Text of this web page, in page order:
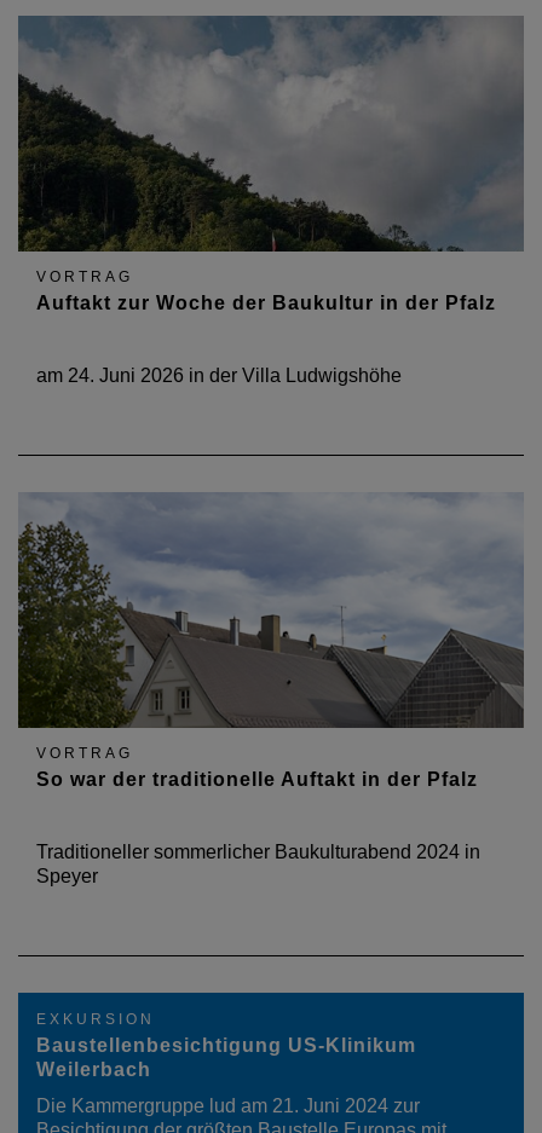
VORTRAG
Auftakt zur Woche der Baukultur in der Pfalz
am 24. Juni 2026 in der Villa Ludwigshöhe
VORTRAG
So war der traditionelle Auftakt in der Pfalz
Traditioneller sommerlicher Baukulturabend 2024 in
Speyer
EXKURSION
Baustellenbesichtigung US-Klinikum
Weilerbach
Die Kammergruppe lud am 21. Juni 2024 zur